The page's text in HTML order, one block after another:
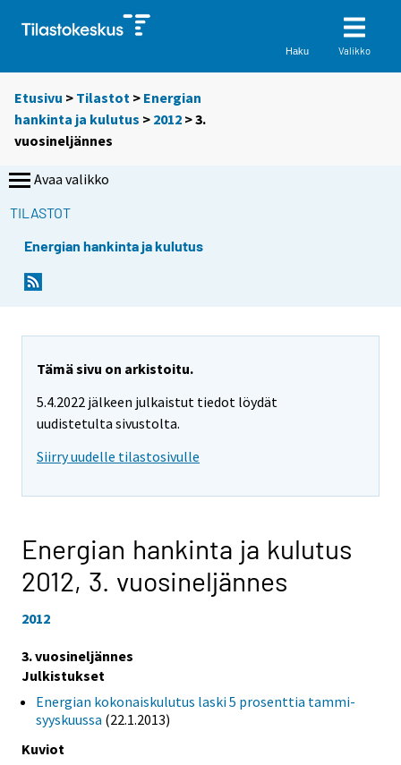
Haku Valikko
Etusivu > Tilastot > Energian
hankinta ja kulutus > 2012 >3.
vuosineljännes
Avaa valikko
TILASTOT
Energian hankinta ja kulutus
Tämä sivu on arkistoitu.
5.4.2022 jälkeen julkaistut tiedot löydät
uudistetulta sivustolta.
Siirry uudelle tilastosivulle
Energian hankinta ja kulutus
2012, 3. vuosineljännes
2012
3. vuosineljännes
Julkistukset
Energian kokonaiskulutus laski 5 prosenttia tammi-
syyskuussa (22.1.2013)
Kuviot